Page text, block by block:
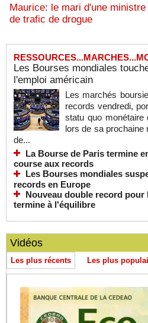
Maurice: le mari d'une
de trafic de drogue
Les Bourses mondiales
l'emploi américain
Les marchés
records vendredi,
statu quo monétaire
lors de sa prochaine
de...
La Bourse de Paris termine
course aux records
Les Bourses mondiales
records en Europe
Nouveau double record pour
termine à l'équilibre
Vidéos
Les plus récents Les plus